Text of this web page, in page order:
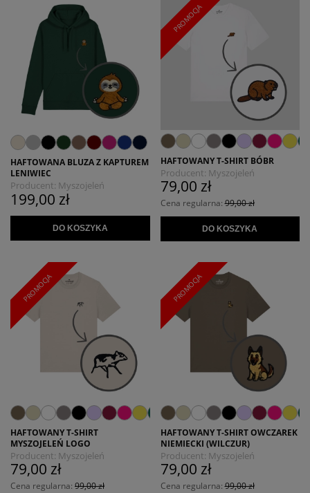
HAFTOWANA BLUZA Z KAPTUREM
LENIWIEC
Producent: Myszojeleń
199,00 zł
DO KOSZYKA
HAFTOWANY T-SHIRT BÓBR
Producent: Myszojeleń
79,00 zł
Cena regularna:99,00 zł
DO KOSZYKA
PROMOCJA
HAFTOWANY T-SHIRT
MYSZOJELEŃ LOGO
Producent: Myszojeleń
79,00 zł
Cena regularna: 99,00 zł
PROMOCJA
HAFTOWANY T-SHIRT OWCZAREK
NIEMIECKI (WILCZUR)
Producent: Myszojeleń
79,00 zł
Cena regularna:99,00 zł
PROMOCJA